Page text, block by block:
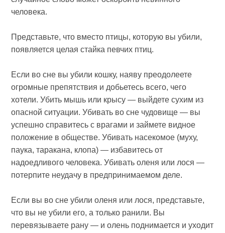
человека.
Представьте, что вместо птицы, которую вы убили,
появляется целая стайка певчих птиц.
Если во сне вы убили кошку, наяву преодолеете
огромные препятствия и добьетесь всего, чего
хотели. Убить мышь или крысу — выйдете сухим из
опасной ситуации. Убивать во сне чудовище — вы
успешно справитесь с врагами и займете видное
положение в обществе. Убивать насекомое (муху,
паука, таракана, клопа) — избавитесь от
надоедливого человека. Убивать оленя или лося —
потерпите неудачу в предпринимаемом деле.
Если вы во сне убили оленя или лося, представьте,
что вы не убили его, а только ранили. Вы
перевязываете рану — и олень поднимается и уходит